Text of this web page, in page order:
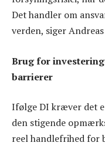
Det handler om
verden, siger
Brug for
barrierer
Ifølge DI kræver det
den stigende
reel handlefrihed for